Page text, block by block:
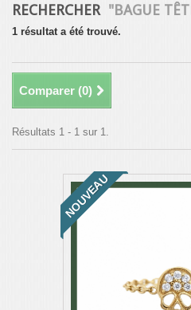
RECHERCHER "BAGUE
1 résultat a été trouvé.
Comparer (0)
Résultats 1 - 1 sur 1.
NOUVEAU